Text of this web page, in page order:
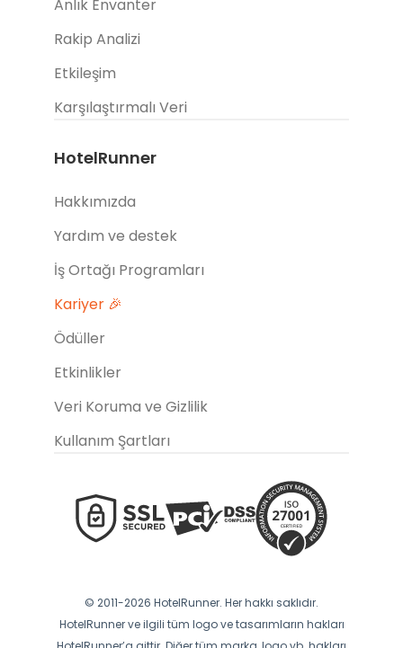
Anlık Envanter
Rakip Analizi
Etkileşim
Karşılaştırmalı Veri
HotelRunner
Hakkımızda
Yardım ve destek
İş Ortağı Programları
Kariyer 🎉
Ödüller
Etkinlikler
Veri Koruma ve Gizlilik
Kullanım Şartları
© 2011-2026 HotelRunner. Her hakkı saklıdır.
HotelRunner ve ilgili tüm logo ve tasarımların hakları